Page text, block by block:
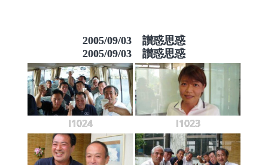
2005/09/03 讃惑思惑
2005/09/03 讃惑思惑
l1024 l1023